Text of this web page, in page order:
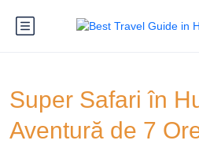
Super Safari în
Aventură de 7